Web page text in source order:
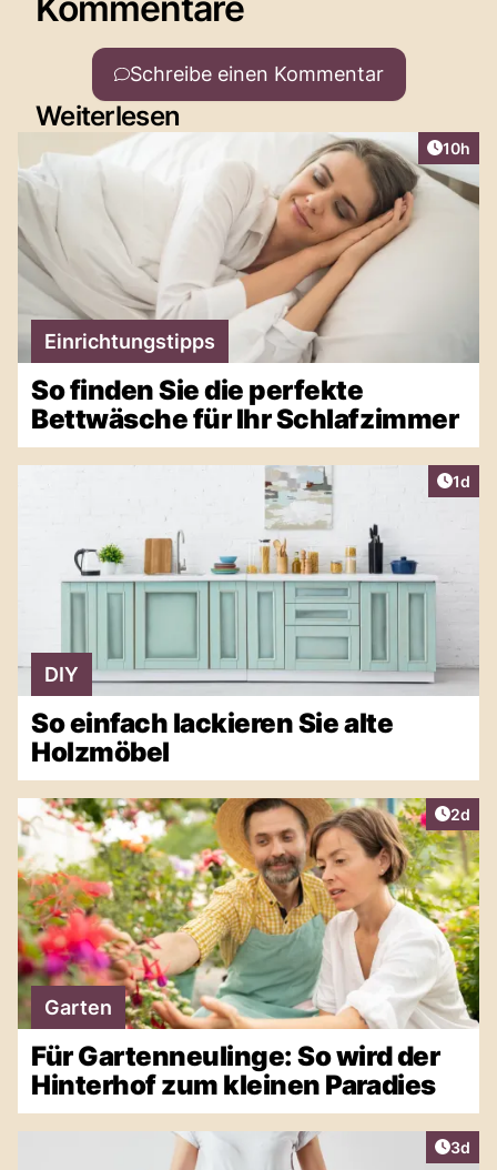
Schreibe einen Kommentar
Weiterlesen
Artikel
10h
Einrichtungstipps
So finden Sie die perfekte
Bettwäsche für Ihr Schlafzimmer
1d
DIY
So einfach lackieren Sie alte
Holzmöbel
2d
Garten
Für Gartenneulinge: So wird der
Hinterhof zum kleinen Paradies
3d